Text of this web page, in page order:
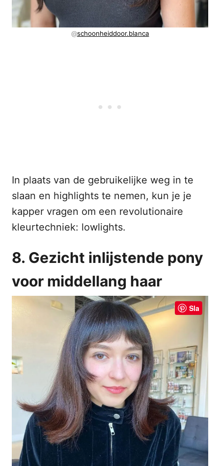
@schoonheiddoor.blanca
In plaats van de gebruikelijke weg in te
slaan en highlights te nemen, kun je je
kapper vragen om een revolutionaire
kleurtechniek: lowlights.
8. Gezicht inlijstende pony
voor middellang haar
Sla